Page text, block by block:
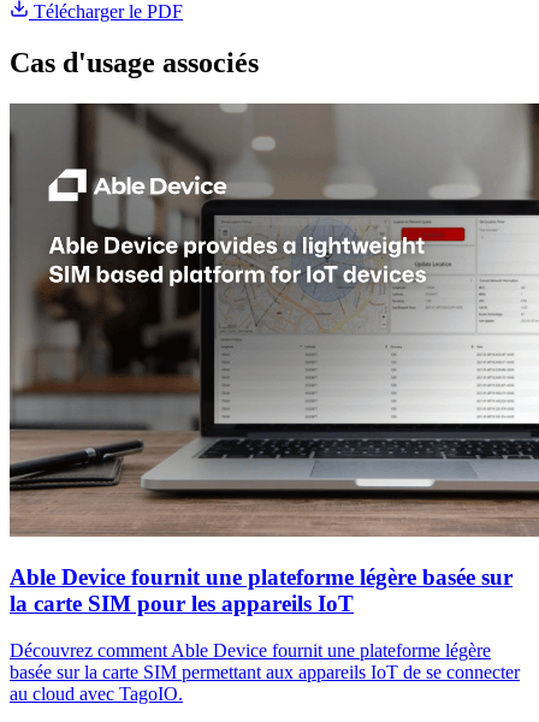
Télécharger le PDF
Cas d'usage associés
Able Device fournit une plateforme légère basée sur
la carte SIM pour les appareils IoT
Découvrez comment Able Device fournit une plateforme légère
basée sur la carte SIM permettant aux appareils IoT de se connecter
au cloud avec TagoIO.